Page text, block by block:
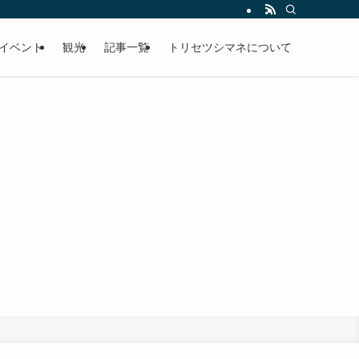
ベント 観光 記事一覧 トリセツシマネについて